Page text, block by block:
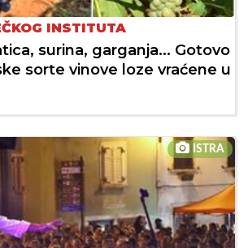
INSTITUTA
surina, garganja... Gotovo
sorte vinove loze vraćene u
ISTRA